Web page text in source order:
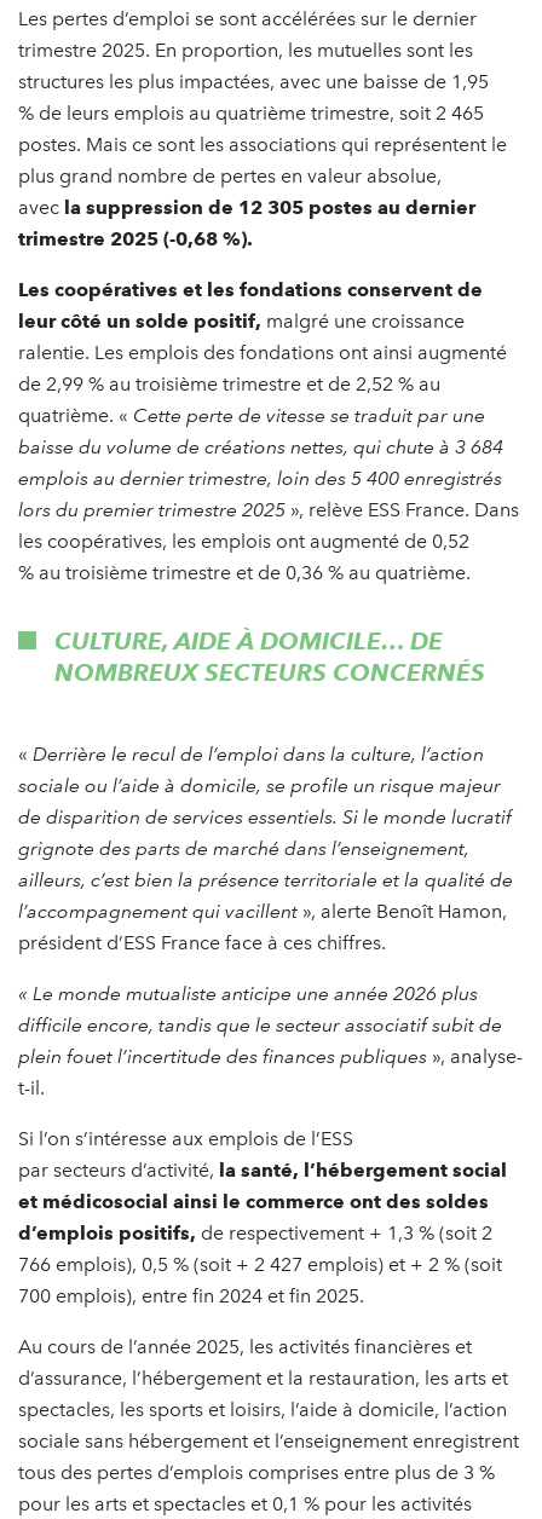
Les pertes d’emploi se sont accélérées sur le dernier
trimestre 2025. En proportion, les mutuelles sont les
structures les plus impactées, avec une baisse de 1,95
% de leurs emplois au quatrième trimestre, soit 2 465
postes. Mais ce sont les associations qui représentent le
plus grand nombre de pertes en valeur absolue,
avec la suppression de 12 305 postes au dernier
trimestre 2025 (-0,68 %).
Les coopératives et les fondations conservent de
leur côté un solde positif, malgré une croissance
ralentie. Les emplois des fondations ont ainsi augmenté
de 2,99 % au troisième trimestre et de 2,52 % au
quatrième. « Cette perte de vitesse se traduit par une
baisse du volume de créations nettes, qui chute à 3 684
emplois au dernier trimestre, loin des 5 400 enregistrés
lors du premier trimestre 2025 », relève ESS France. Dans
les coopératives, les emplois ont augmenté de 0,52
% au troisième trimestre et de 0,36 % au quatrième.
CULTURE, AIDE À DOMICILE… DE
NOMBREUX SECTEURS CONCERNÉS
« Derrière le recul de l’emploi dans la culture, l’action
sociale ou l’aide à domicile, se profile un risque majeur
de disparition de services essentiels. Si le monde lucratif
grignote des parts de marché dans l’enseignement,
ailleurs, c’est bien la présence territoriale et la qualité de
l’accompagnement qui vacillent », alerte Benoît Hamon,
président d’ESS France face à ces chiffres.
« Le monde mutualiste anticipe une année 2026 plus
difficile encore, tandis que le secteur associatif subit de
plein fouet l’incertitude des finances publiques », analyse-
t-il.
Si l’on s’intéresse aux emplois de l’ESS
par secteurs d’activité, la santé, l’hébergement social
et médicosocial ainsi le commerce ont des soldes
d’emplois positifs, de respectivement + 1,3 % (soit 2
766 emplois), 0,5 % (soit + 2 427 emplois) et + 2 % (soit
700 emplois), entre fin 2024 et fin 2025.
Au cours de l’année 2025, les activités financières et
d’assurance, l’hébergement et la restauration, les arts et
spectacles, les sports et loisirs, l’aide à domicile, l’action
sociale sans hébergement et l’enseignement enregistrent
tous des pertes d’emplois comprises entre plus de 3 %
pour les arts et spectacles et 0,1 % pour les activités